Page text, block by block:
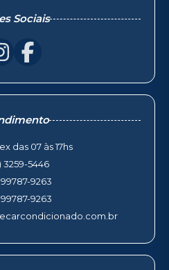
Sociais
das 07 às 17hs
3259-5446
99787-9263
99787-9263